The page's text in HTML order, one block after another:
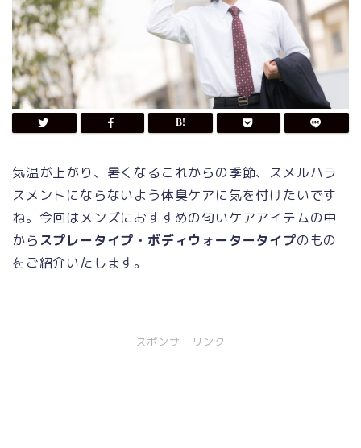
気温が上がり、暑くなるこれからの季節、スメルハラ
スメントにならないよう体臭ケアに気を付けたいです
ね。今回はメンズにおすすめの匂いケアアイテムの中
から スプレータイプ・ボディウォータータイプのもの
をご紹介いたします。
スポンサーリンク